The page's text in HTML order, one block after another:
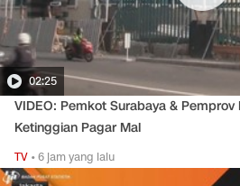
02:25
VIDEO: Pemkot Surabaya &
Ketinggian Pagar Mal
TV •6 jam yang lalu